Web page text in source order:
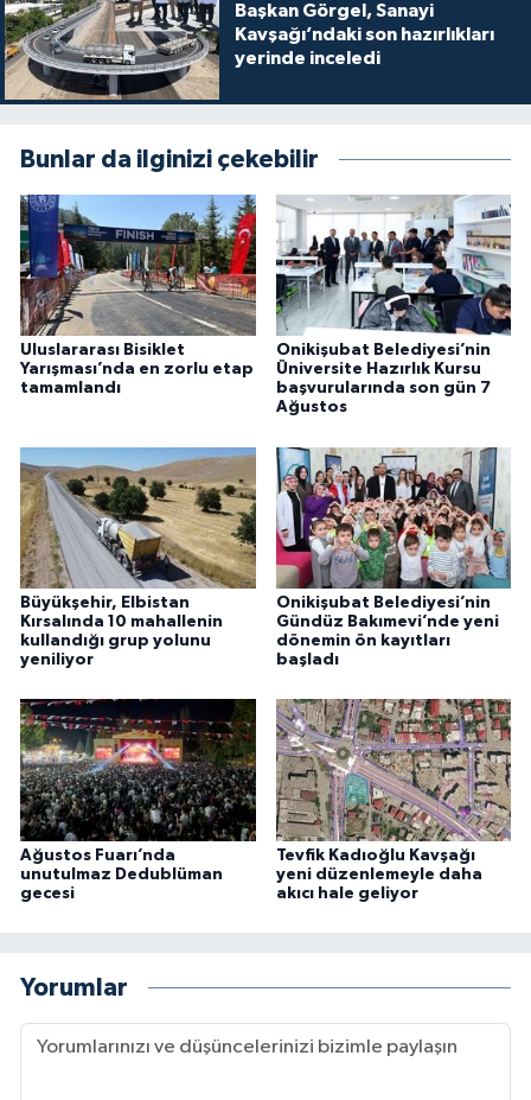
Başkan Görgel, Sanayi
Kavşağı’ndaki son hazırlıkları
yerinde inceledi
Bunlar da ilginizi çekebilir
Uluslararası Bisiklet
Yarışması’nda en zorlu etap
tamamlandı
Onikişubat Belediyesi’nin
Üniversite Hazırlık Kursu
başvurularında son gün 7
Ağustos
Büyükşehir, Elbistan
Kırsalında 10 mahallenin
kullandığı grup yolunu
yeniliyor
Onikişubat Belediyesi’nin
Gündüz Bakımevi’nde yeni
dönemin ön kayıtları
başladı
Ağustos Fuarı’nda
unutulmaz Dedublüman
gecesi
Tevfik Kadıoğlu Kavşağı
yeni düzenlemeyle daha
akıcı hale geliyor
Yorumlar